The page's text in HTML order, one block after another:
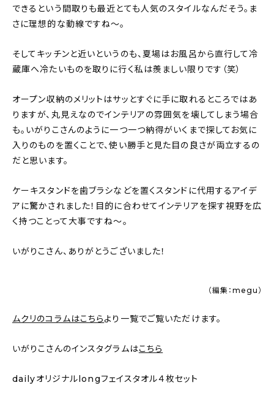
できるという間取りも最近とても人気のスタイルなんだそう。ま
さに理想的な動線ですね〜。
そしてキッチンと近いというのも、夏場はお風呂から直行して冷
蔵庫へ冷たいものを取りに行く私は羨ましい限りです（笑）
オープン収納のメリットはサッとすぐに手に取れるところではあ
りますが、丸見えなのでインテリアの雰囲気を壊してしまう場合
も。いがりこさんのように一つ一つ納得がいくまで探してお気に
入りのものを置くことで、使い勝手と見た目の良さが両立するの
だと思います。
ケーキスタンドを歯ブラシなどを置くスタンドに代用するアイデ
アに驚かされました！目的に合わせてインテリアを探す視野を広
く持つことって大事ですね〜。
いがりこさん、ありがとうございました！
（編集：megu）
ムクリのコラムはこちらより一覧でご覧いただけます。
いがりこさんのインスタグラムはこちら
dailyオリジナルlongフェイスタオル４枚セット